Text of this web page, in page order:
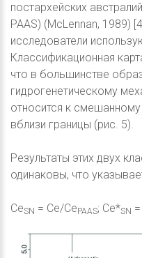
постархейских
PAAS) (McLennan, 1989)
исследователи
Классификационная
что в большинстве
гидрогенетическому
относится к смешанному
вблизи границы (рис. 5).
Результаты этих двух
одинаковы, что
CeSN = Ce/CePAAS; Ce*SN